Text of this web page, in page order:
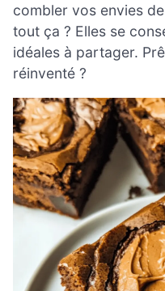
combler vos envies
tout ça ? Elles se
idéales à partager.
réinventé ?